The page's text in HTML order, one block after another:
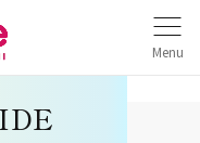
Menu